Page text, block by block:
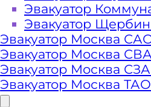
Эвакуатор
Эвакуатор
Эвакуатор Москва
Эвакуатор Москва
Эвакуатор Москва
Эвакуатор Москва ТАО